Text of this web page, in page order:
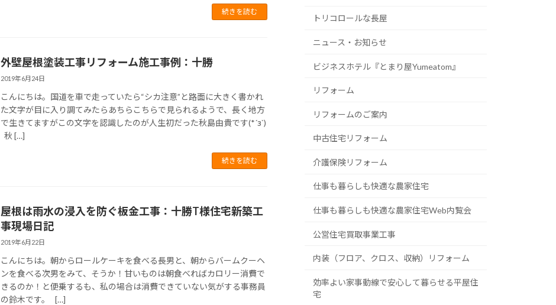
続きを読む
外壁屋根塗装工事リフォーム施工事例：十勝
2019年6月24日
こんにちは。国道を車で走っていたら“シカ注意”と路面に大きく書かれ
た文字が目に入り調てみたらあちらこちらで見られるようで、長く地方
で生きてますがこの文字を認識したのが人生初だった秋島由貴です(*´з`)
秋 […]
続きを読む
屋根は雨水の浸入を防ぐ板金工事：十勝T様住宅新築工
事現場日記
2019年6月22日
こんにちは。朝からロールケーキを食べる長男と、朝からバームクーヘ
ンを食べる次男をみて、そうか！甘いものは朝食べればカロリー消費で
きるのか！と便乗するも、私の場合は消費できていない気がする事務員
の鈴木です。 […]
トリコロールな長屋
ニュース・お知らせ
ビジネスホテル『とまり屋Yumeatom』
リフォーム
リフォームのご案内
中古住宅リフォーム
介護保険リフォーム
仕事も暮らしも快適な農家住宅
仕事も暮らしも快適な農家住宅Web内覧会
公営住宅買取事業工事
内装（フロア、クロス、収納）リフォーム
効率よい家事動線で安心して暮らせる平屋住
宅